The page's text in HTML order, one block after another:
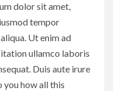
dolor sit amet,
tempor
Ut enim ad
ullamco laboris
Duis aute irure
how all this